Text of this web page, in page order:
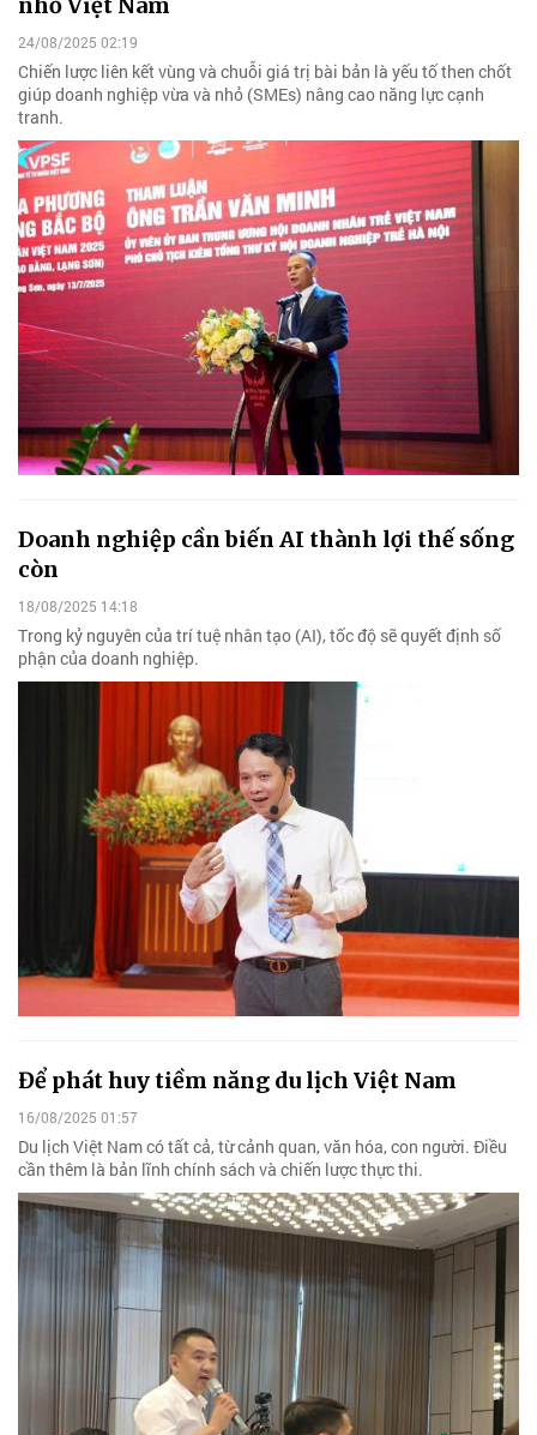
24/08/2025 02:19
Chiến lược liên kết vùng và chuỗi giá trị bài bản là yếu tố then chốt
giúp doanh nghiệp vừa và nhỏ (SMEs) nâng cao năng lực cạnh
tranh.
Doanh nghiệp cần biến AI thành lợi thế sống
còn
18/08/2025 14:18
Trong kỷ nguyên của trí tuệ nhân tạo (AI), tốc độ sẽ quyết định số
phận của doanh nghiệp.
Để phát huy tiềm năng du lịch Việt Nam
16/08/2025 01:57
Du lịch Việt Nam có tất cả, từ cảnh quan, văn hóa, con người. Điều
cần thêm là bản lĩnh chính sách và chiến lược thực thi.